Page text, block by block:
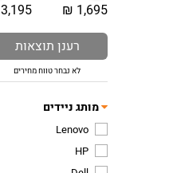
1,695 ₪
3,195 ₪
רענן תוצאות
לא נבחר טווח מחירים
מותג ניידים
Lenovo
HP